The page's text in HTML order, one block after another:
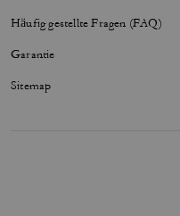
Häufig gestellte Fragen (FAQ)
Garantie
Sitemap